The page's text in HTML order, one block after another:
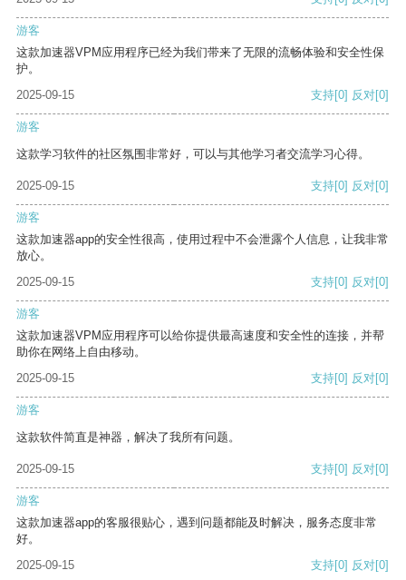
游客
这款加速器VPM应用程序已经为我们带来了无限的流畅体验和安全性保
护。
2025-09-15
支持[0] 反对[0]
游客
这款学习软件的社区氛围非常好，可以与其他学习者交流学习心得。
2025-09-15 支持[0] 反对[0]
游客
这款加速器app的安全性很高，使用过程中不会泄露个人信息，让我非常
放心。
2025-09-15
支持[0] 反对[0]
游客
这款加速器VPM应用程序可以给你提供最高速度和安全性的连接，并帮
助你在网络上自由移动。
2025-09-15
支持[0] 反对[0]
游客
这款软件简直是神器，解决了我所有问题。
2025-09-15 支持[0] 反对[0]
游客
这款加速器app的客服很贴心，遇到问题都能及时解决，服务态度非常
好。
2025-09-15
支持[0] 反对[0]